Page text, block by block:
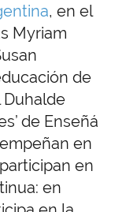
, en el
Myriam
de
Duhalde
de Enseñá
en
en
en